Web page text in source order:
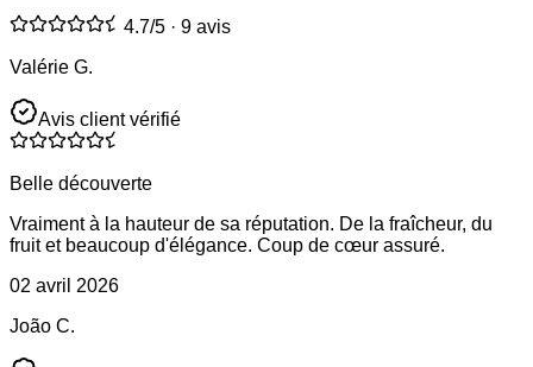
4.7/5 · 9 avis
Valérie G.
Avis client vérifié
Belle découverte
Vraiment à la hauteur de sa réputation. De la fraîcheur, du
fruit et beaucoup d'élégance. Coup de cœur assuré.
02 avril 2026
João C.